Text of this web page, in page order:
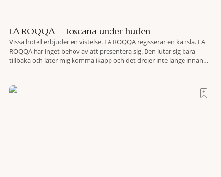
LA ROQQA – Toscana under huden
Vissa hotell erbjuder en vistelse. LA ROQQA regisserar en känsla. LA
ROQQA har inget behov av att presentera sig. Den lutar sig bara
tillbaka och låter mig komma ikapp och det dröjer inte länge innan